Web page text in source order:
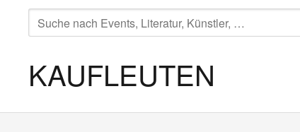
SUCHE
NACH:
KAUFLEUTEN